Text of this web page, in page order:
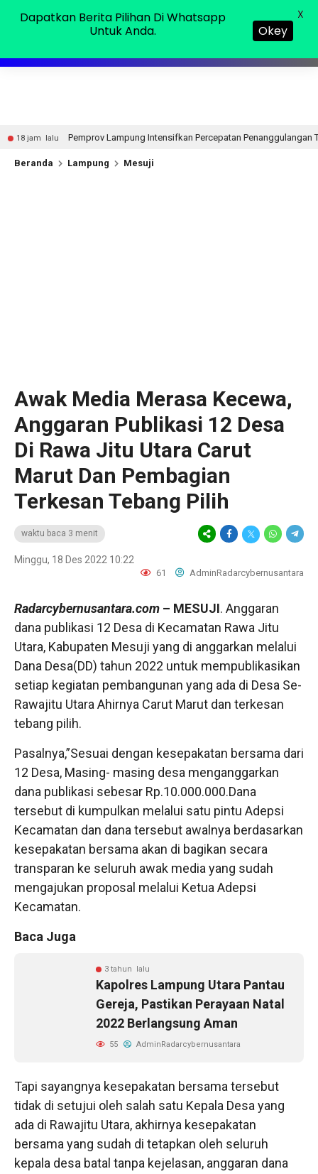
Lampung Intensifkan Percepatan Penanggulangan Tuberkulosis di
Beranda Lampung Mesuji
Awak Media Merasa Kecewa,
Anggaran Publikasi 12 Desa
Di Rawa Jitu Utara Carut
Marut Dan Pembagian
Terkesan Tebang Pilih
waktu baca 3 menit
Minggu, 18 Des 2022 10:22
61 AdminRadarcybernusantara
Radarcybernusantara.com – MESUJI. Anggaran
dana publikasi 12 Desa di Kecamatan Rawa Jitu
Utara, Kabupaten Mesuji yang di anggarkan melalui
Dana Desa(DD) tahun 2022 untuk mempublikasikan
setiap kegiatan pembangunan yang ada di Desa Se-
Rawajitu Utara Ahirnya Carut Marut dan terkesan
tebang pilih.
Pasalnya,”Sesuai dengan kesepakatan bersama dari
12 Desa, Masing- masing desa menganggarkan
dana publikasi sebesar Rp.10.000.000.Dana
tersebut di kumpulkan melalui satu pintu Adepsi
Kecamatan dan dana tersebut awalnya berdasarkan
kesepakatan bersama akan di bagikan secara
transparan ke seluruh awak media yang sudah
mengajukan proposal melalui Ketua Adepsi
Kecamatan.
Baca Juga
3 tahun lalu
Kapolres Lampung Utara Pantau
Gereja, Pastikan Perayaan Natal
2022 Berlangsung Aman
55 AdminRadarcybernusantara
Tapi sayangnya kesepakatan bersama tersebut
tidak di setujui oleh salah satu Kepala Desa yang
ada di Rawajitu Utara, akhirnya kesepakatan
bersama yang sudah di tetapkan oleh seluruh
kepala desa batal tanpa kejelasan, anggaran dana
Dapatkan Berita Pilihan Di Whatsapp
Untuk Anda.
Okey
X